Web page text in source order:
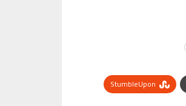
StumbleUpon